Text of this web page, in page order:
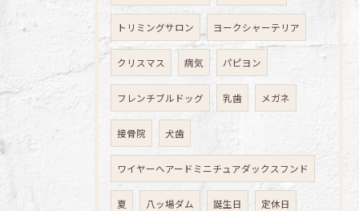
トリミングサロン ヨークシャーテリア
クリスマス 病気 パピヨン
フレンチブルドッグ 乳歯 メガネ
接骨院 犬歯
ワイヤーヘアードミニチュアダックスフンド
夏 八ッ場ダム 誕生日 定休日